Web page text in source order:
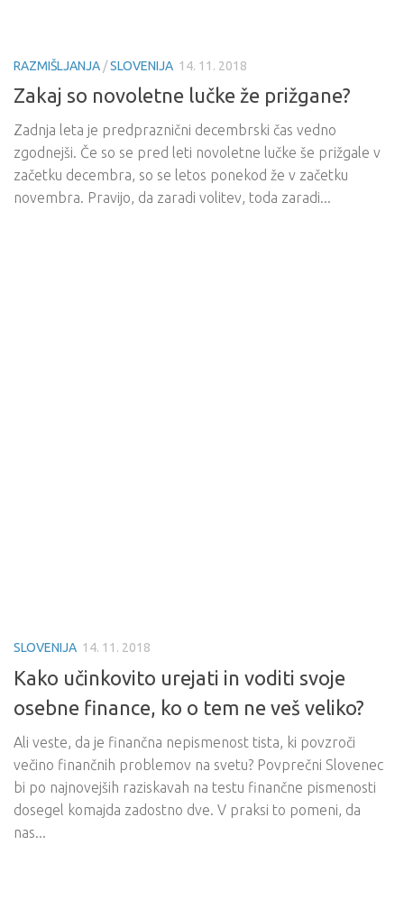
RAZMIŠLJANJA /SLOVENIJA 14. 11. 2018
Zakaj so novoletne lučke že prižgane?
Zadnja leta je predpraznični decembrski čas vedno
zgodnejši. Če so se pred leti novoletne lučke še prižgale v
začetku decembra, so se letos ponekod že v začetku
novembra. Pravijo, da zaradi volitev, toda zaradi...
SLOVENIJA 14. 11. 2018
Kako učinkovito urejati in voditi svoje
osebne finance, ko o tem ne veš veliko?
Ali veste, da je finančna nepismenost tista, ki povzroči
večino finančnih problemov na svetu? Povprečni Slovenec
bi po najnovejših raziskavah na testu finančne pismenosti
dosegel komajda zadostno dve. V praksi to pomeni, da
nas...